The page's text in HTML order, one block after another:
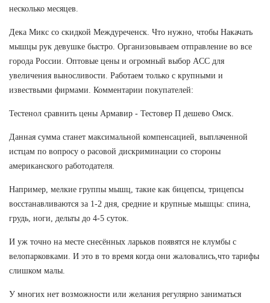
несколько месяцев.
Дека Микс со скидкой Междуреченск. Что нужно, чтобы Накачать
мышцы рук девушке быстро. Организовываем отправление во все
города России. Оптовые цены и огромный выбор ACC для
увеличения выносливости. Работаем только с крупными и
извествыми фирмами. Комментарии покупателей:
Тестенол сравнить цены Армавир - Тестовер П дешево Омск.
Данная сумма станет максимальной компенсацией, выплаченной
истцам по вопросу о расовой дискриминации со стороны
американского работодателя.
Например, мелкие группы мышц, такие как бицепсы, трицепсы
восстанавливаются за 1-2 дня, средние и крупные мышцы: спина,
грудь, ноги, дельты до 4-5 суток.
И уж точно на месте снесённых ларьков появятся не клумбы с
велопарковками. И это в то время когда они жаловались,что тарифы
слишком малы.
У многих нет возможности или желания регулярно заниматься